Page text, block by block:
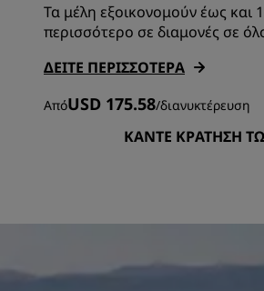
Τα μέλη εξοικονομούν έως και
περισσότερο σε διαμονές σε
ΔΕΊΤΕ ΠΕΡΙΣΣΌΤΕΡΑ
ΑπόUSD 175.58/διανυκτέρευση
ΚΆΝΤΕ ΚΡΆΤΗΣΗ